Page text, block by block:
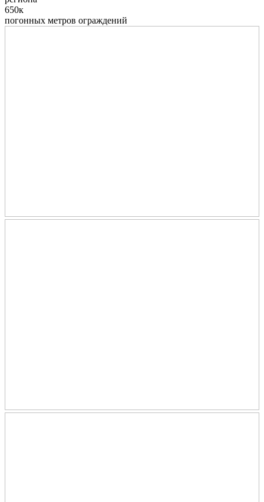
650к
погонных метров ограждений